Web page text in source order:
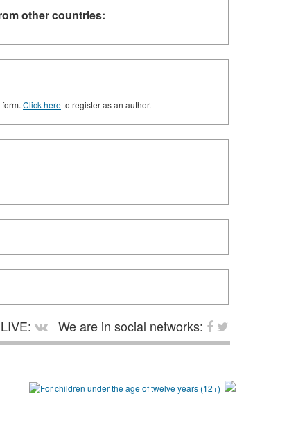
other countries:
Click hereto register as an author.
We are in social networks: